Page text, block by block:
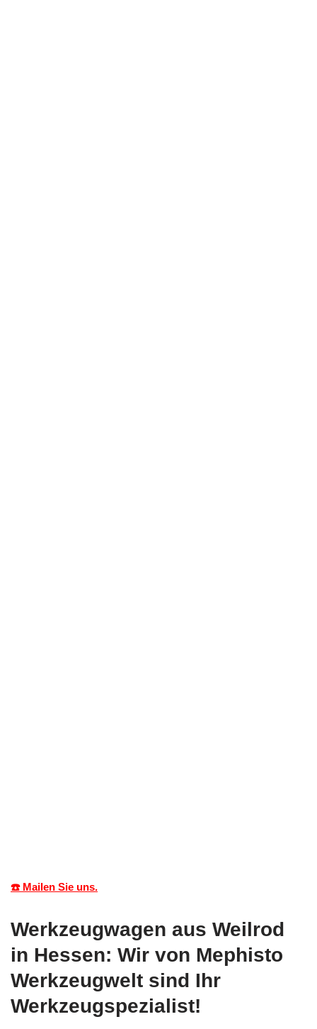
☎️ Mailen Sie uns.
Werkzeugwagen aus Weilrod
in Hessen: Wir von Mephisto
Werkzeugwelt sind Ihr
Werkzeugspezialist!